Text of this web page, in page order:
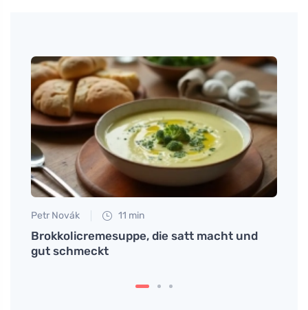
Petr Novák 11 min
Brokkolicremesuppe, die satt macht und
gut schmeckt